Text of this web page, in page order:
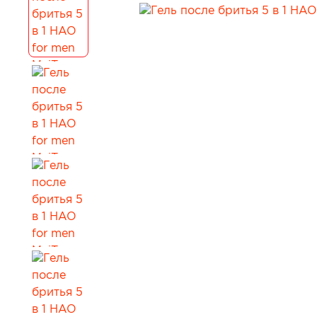
Для коррекции веса
Для нервной системы
Активное долголетие
Для кожи, волос и ногтей
Для мужского здоровья
Для детского здоровья
Для пищеварения и обмена веществ
При диабете
Для мочеполовой системы
Мужчинам